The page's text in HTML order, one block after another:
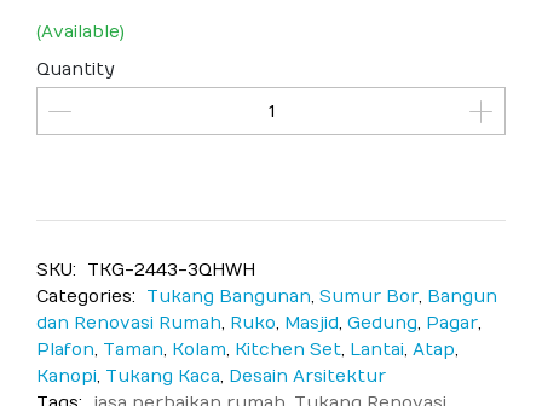
(Available)
Quantity
SKU:
TKG-2443-3QHWH
Categories:
Tukang Bangunan, Sumur Bor, Bangun
dan Renovasi Rumah, Ruko, Masjid, Gedung, Pagar,
Plafon, Taman, Kolam, Kitchen Set, Lantai, Atap,
Kanopi, Tukang Kaca, Desain Arsitektur